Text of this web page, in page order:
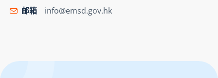
邮箱
info@emsd.gov.hk